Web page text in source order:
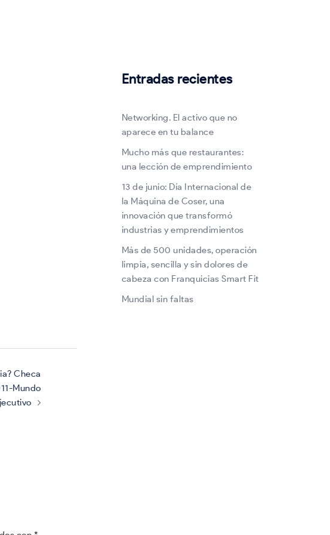
Checa
Mundo
Entradas recientes
Networking. El activo que no
aparece en tu balance
Mucho más que restaurantes:
una lección de emprendimiento
13 de junio: Día Internacional de
la Máquina de Coser, una
innovación que transformó
industrias y emprendimientos
Más de 500 unidades, operación
limpia, sencilla y sin dolores de
cabeza con Franquicias Smart Fit
Mundial sin faltas